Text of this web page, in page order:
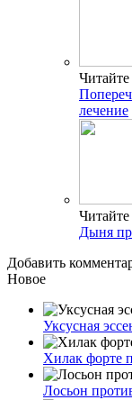
лечение
Дыня
Добавить
Новое
Уксусная
Хилак форте
Лосьон